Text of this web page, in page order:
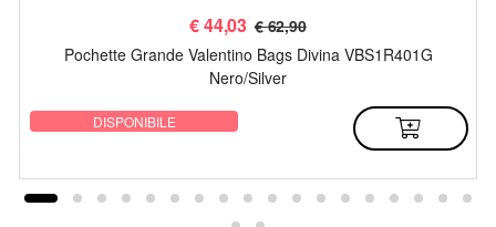
€44,03 € 62,90
Pochette Grande Valentino Bags Divina VBS1R401G
Nero/Silver
DISPONIBILE